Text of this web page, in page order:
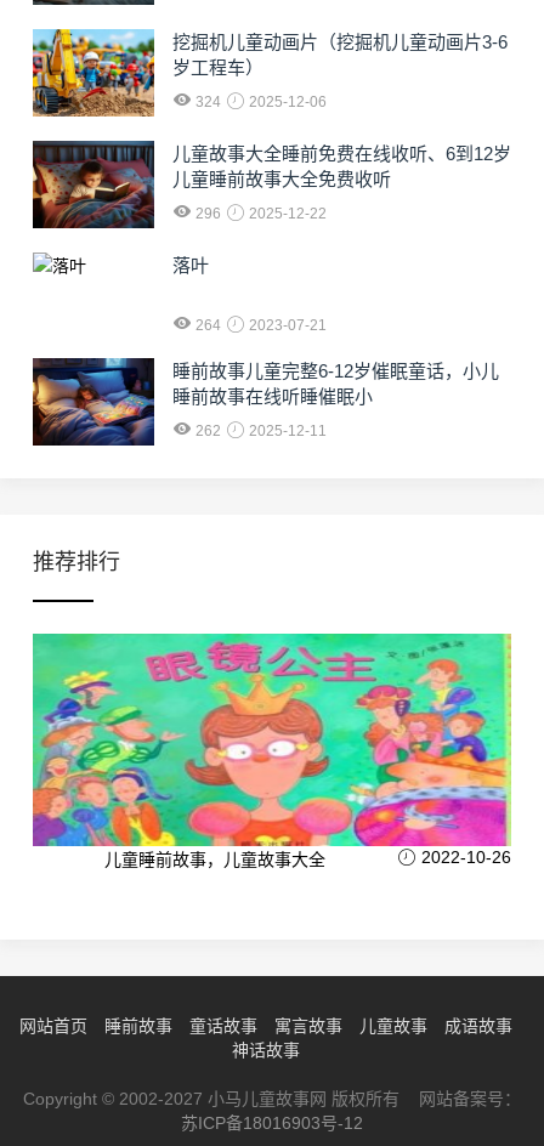
挖掘机儿童动画片（挖掘机儿童动画片3-6
岁工程车）
324 2025-12-06
儿童故事大全睡前免费在线收听、6到12岁
儿童睡前故事大全免费收听
296 2025-12-22
落叶
264 2023-07-21
睡前故事儿童完整6-12岁催眠童话，小儿
睡前故事在线听睡催眠小
262 2025-12-11
推荐排行
儿童睡前故事，儿童故事大全 2022-10-26
网站首页 睡前故事 童话故事 寓言故事 儿童故事
成语故事
神话故事
Copyright © 2002-2027 小马儿童故事网 版权所有 网站备案号：
苏ICP备18016903号-12